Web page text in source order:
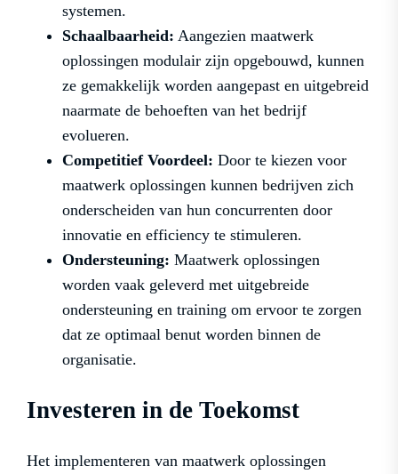
systemen.
Schaalbaarheid: Aangezien maatwerk
oplossingen modulair zijn opgebouwd, kunnen
ze gemakkelijk worden aangepast en uitgebreid
naarmate de behoeften van het bedrijf
evolueren.
Competitief Voordeel: Door te kiezen voor
maatwerk oplossingen kunnen bedrijven zich
onderscheiden van hun concurrenten door
innovatie en efficiency te stimuleren.
Ondersteuning: Maatwerk oplossingen
worden vaak geleverd met uitgebreide
ondersteuning en training om ervoor te zorgen
dat ze optimaal benut worden binnen de
organisatie.
Investeren in de Toekomst
Het implementeren van maatwerk oplossingen